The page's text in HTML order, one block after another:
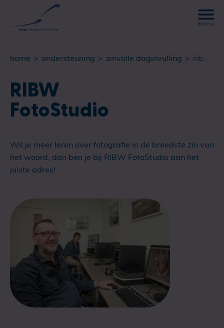
home ondersteuning zinvolle daginvulling ribw fotostudio
RIBW
FotoStudio
Wil je meer leren over fotografie in de breedste zin van
het woord, dan ben je bij RIBW FotoStudio aan het
juiste adres!